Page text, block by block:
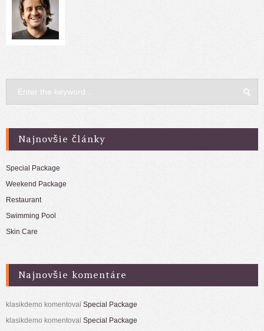
Najnovšie články
Special Package
Weekend Package
Restaurant
Swimming Pool
Skin Care
Najnovšie komentáre
klasikdemo komentoval Special Package
klasikdemo komentoval Special Package